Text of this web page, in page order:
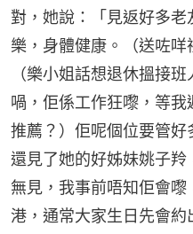
對，她說：「見返好多
樂，身體健康。（送咗咩
（樂小姐話想退休搵接
喎，佢係工作狂嚟，等
推薦？）佢呢個位要管
還見了她的好姊妹姚子
無見，我事前唔知佢會
港，通常大家生日先會